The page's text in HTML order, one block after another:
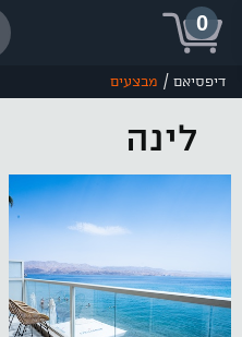
0
דיפסיאם / מבצעים
לינה